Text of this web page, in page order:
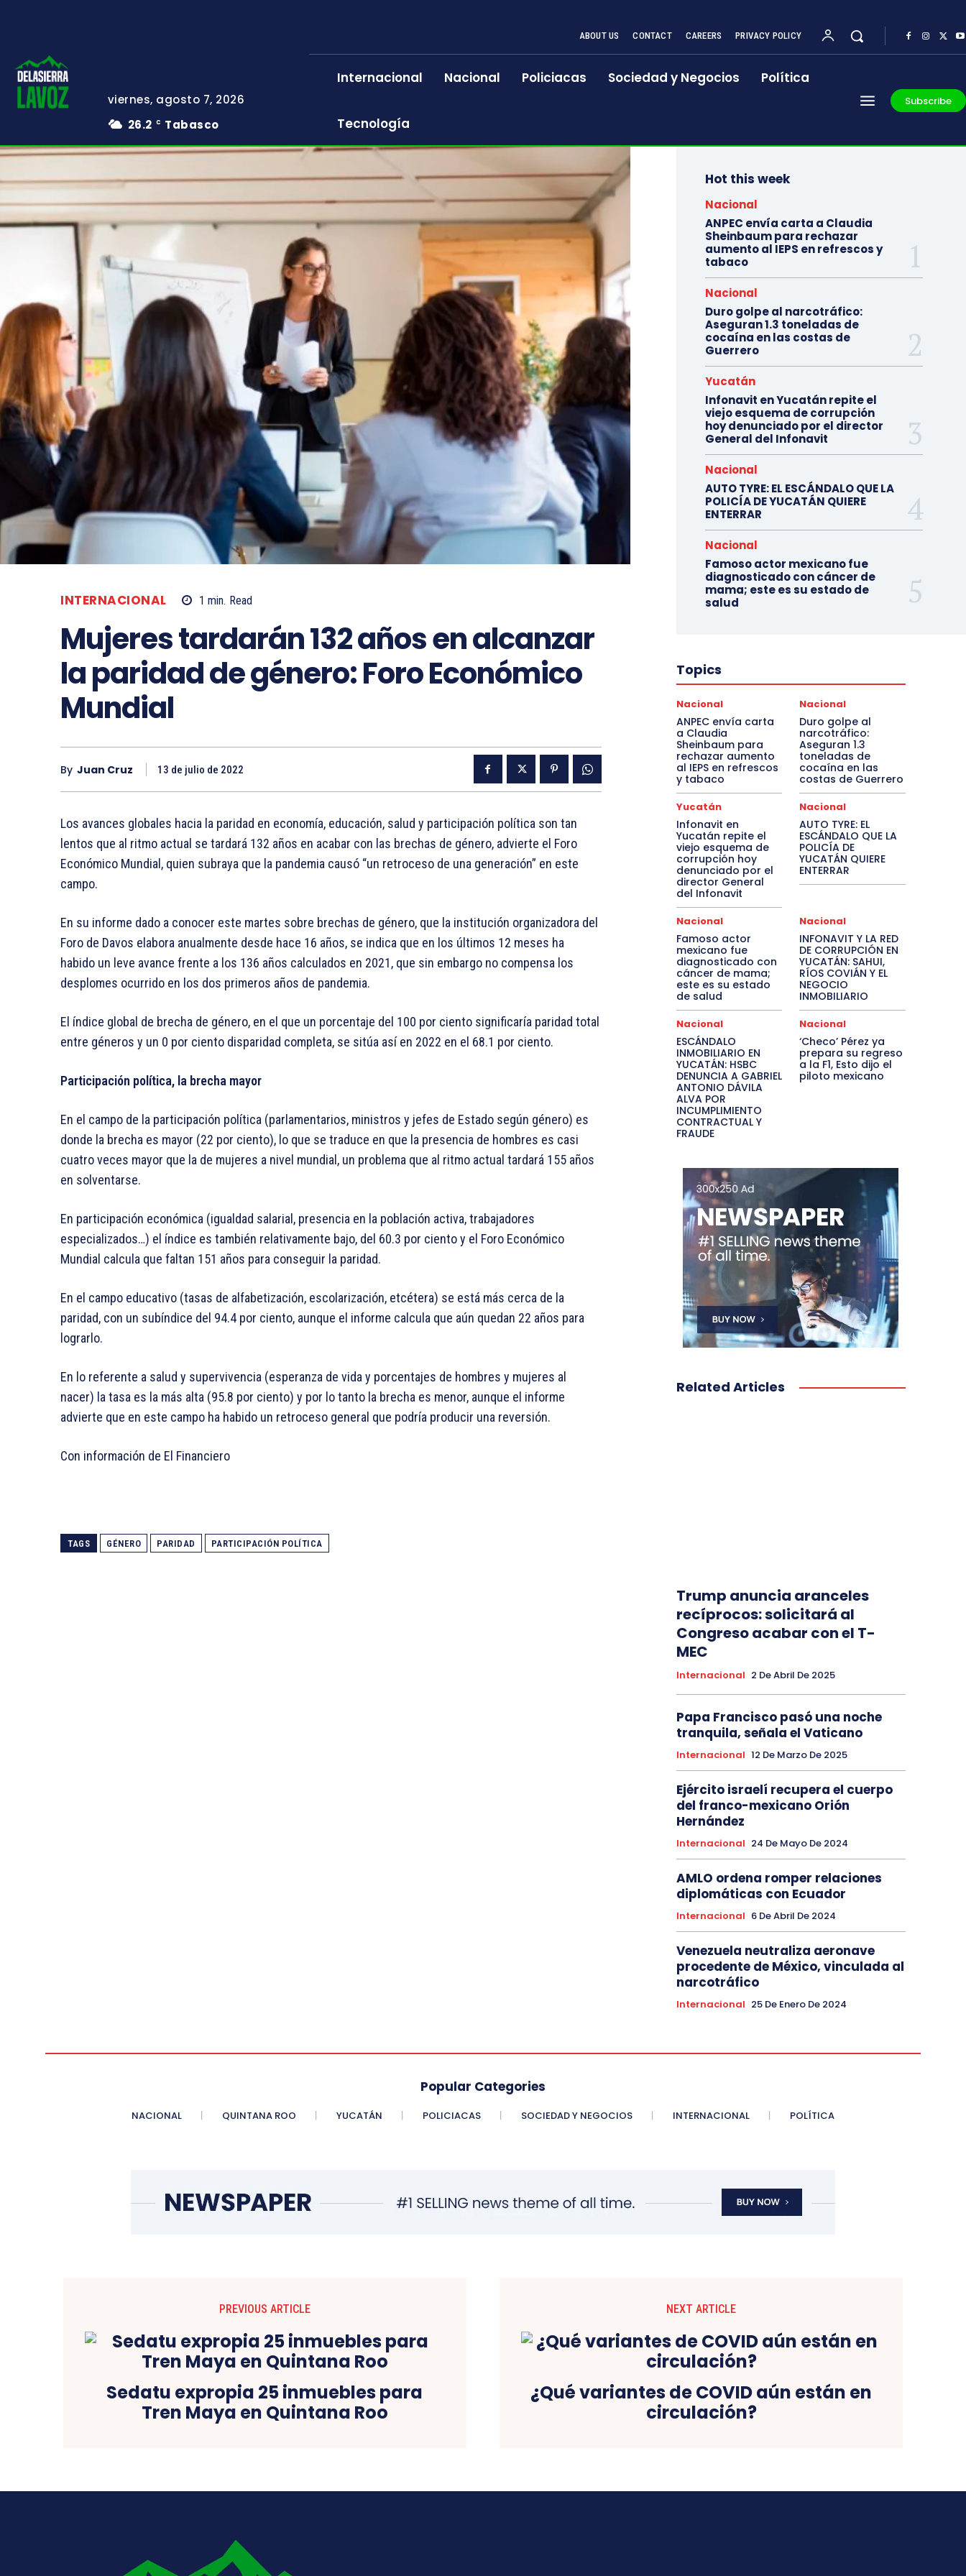
viernes, agosto 7, 2026
26.2 C Tabasco
ABOUT US CONTACT CAREERS PRIVACY POLICY
Internacional Nacional Policiacas Sociedad y Negocios Política
Tecnología
Subscribe
INTERNACIONAL 1 min. Read
Mujeres tardarán 132 años en alcanzar
la paridad de género: Foro Económico
Mundial
By Juan Cruz 13 de julio de 2022
Los avances globales hacia la paridad en economía, educación, salud y participación política son tan
lentos que al ritmo actual se tardará 132 años en acabar con las brechas de género, advierte el Foro
Económico Mundial, quien subraya que la pandemia causó “un retroceso de una generación” en este
campo.
En su informe dado a conocer este martes sobre brechas de género, que la institución organizadora del
Foro de Davos elabora anualmente desde hace 16 años, se indica que en los últimos 12 meses ha
habido un leve avance frente a los 136 años calculados en 2021, que sin embargo no compensa los
desplomes ocurrido en los dos primeros años de pandemia.
El índice global de brecha de género, en el que un porcentaje del 100 por ciento significaría paridad total
entre géneros y un 0 por ciento disparidad completa, se sitúa así en 2022 en el 68.1 por ciento.
Participación política, la brecha mayor
En el campo de la participación política (parlamentarios, ministros y jefes de Estado según género) es
donde la brecha es mayor (22 por ciento), lo que se traduce en que la presencia de hombres es casi
cuatro veces mayor que la de mujeres a nivel mundial, un problema que al ritmo actual tardará 155 años
en solventarse.
En participación económica (igualdad salarial, presencia en la población activa, trabajadores
especializados…) el índice es también relativamente bajo, del 60.3 por ciento y el Foro Económico
Mundial calcula que faltan 151 años para conseguir la paridad.
En el campo educativo (tasas de alfabetización, escolarización, etcétera) se está más cerca de la
paridad, con un subíndice del 94.4 por ciento, aunque el informe calcula que aún quedan 22 años para
lograrlo.
En lo referente a salud y supervivencia (esperanza de vida y porcentajes de hombres y mujeres al
nacer) la tasa es la más alta (95.8 por ciento) y por lo tanto la brecha es menor, aunque el informe
advierte que en este campo ha habido un retroceso general que podría producir una reversión.
Con información de El Financiero
TAGS GÉNERO PARIDAD PARTICIPACIÓN POLÍTICA
Hot this week
Nacional
ANPEC envía carta a Claudia
Sheinbaum para rechazar
aumento al IEPS en refrescos y
tabaco
Nacional
Duro golpe al narcotráfico:
Aseguran 1.3 toneladas de
cocaína en las costas de
Guerrero
Yucatán
Infonavit en Yucatán repite el
viejo esquema de corrupción
hoy denunciado por el director
General del Infonavit
Nacional
AUTO TYRE: EL ESCÁNDALO QUE LA
POLICÍA DE YUCATÁN QUIERE
ENTERRAR
Nacional
Famoso actor mexicano fue
diagnosticado con cáncer de
mama; este es su estado de
salud
Topics
Nacional
ANPEC envía carta
a Claudia
Sheinbaum para
rechazar aumento
al IEPS en refrescos
y tabaco
Nacional
Duro golpe al
narcotráfico:
Aseguran 1.3
toneladas de
cocaína en las
costas de Guerrero
Yucatán
Infonavit en
Yucatán repite el
viejo esquema de
corrupción hoy
denunciado por el
director General
del Infonavit
Nacional
AUTO TYRE: EL
ESCÁNDALO QUE LA
POLICÍA DE
YUCATÁN QUIERE
ENTERRAR
Nacional
Famoso actor
mexicano fue
diagnosticado con
cáncer de mama;
este es su estado
de salud
Nacional
INFONAVIT Y LA RED
DE CORRUPCIÓN EN
YUCATÁN: SAHUI,
RÍOS COVIÁN Y EL
NEGOCIO
INMOBILIARIO
Nacional
ESCÁNDALO
INMOBILIARIO EN
YUCATÁN: HSBC
DENUNCIA A GABRIEL
ANTONIO DÁVILA
ALVA POR
INCUMPLIMIENTO
CONTRACTUAL Y
FRAUDE
Nacional
‘Checo’ Pérez ya
prepara su regreso
a la F1, Esto dijo el
piloto mexicano
Related Articles
Trump anuncia aranceles
recíprocos: solicitará al
Congreso acabar con el T-
MEC
Internacional 2 De Abril De 2025
Papa Francisco pasó una noche
tranquila, señala el Vaticano
Internacional 12 De Marzo De 2025
Ejército israelí recupera el cuerpo
del franco-mexicano Orión
Hernández
Internacional 24 De Mayo De 2024
AMLO ordena romper relaciones
diplomáticas con Ecuador
Internacional 6 De Abril De 2024
Venezuela neutraliza aeronave
procedente de México, vinculada al
narcotráfico
Internacional 25 De Enero De 2024
Popular Categories
NACIONAL QUINTANA ROO YUCATÁN POLICIACAS SOCIEDAD Y NEGOCIOS INTERNACIONAL POLÍTICA
PREVIOUS ARTICLE
Sedatu expropia 25 inmuebles para
Tren Maya en Quintana Roo
NEXT ARTICLE
¿Qué variantes de COVID aún están en
circulación?